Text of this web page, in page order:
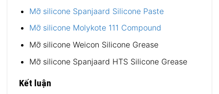
Mỡ silicone Spanjaard Silicone Paste
Mỡ silicone Molykote 111 Compound
Mỡ silicone Weicon Silicone Grease
Mỡ silicone Spanjaard HTS Silicone Grease
Kết luận